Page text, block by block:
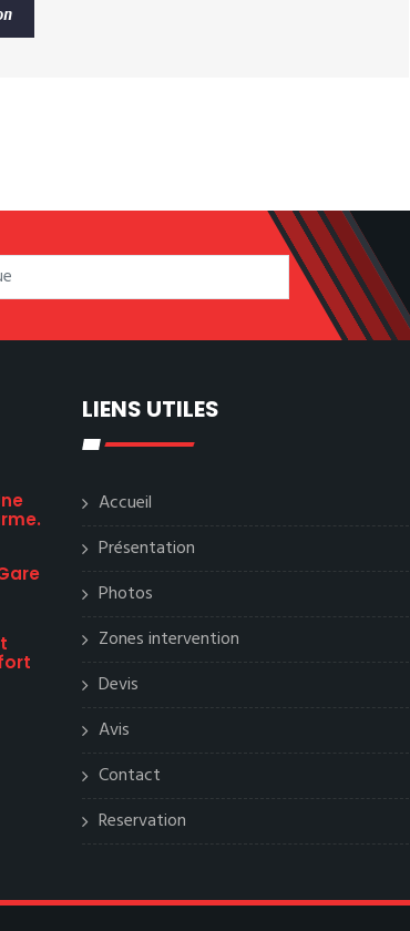
LIENS UTILES
Accueil
Présentation
Photos
Zones intervention
Devis
Avis
Contact
Reservation